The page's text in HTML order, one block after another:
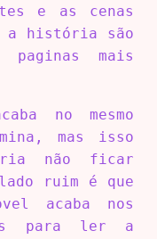
e as cenas
a história são
mais
no mesmo
mas isso
não ficar
ruim é que
acaba nos
para ler a